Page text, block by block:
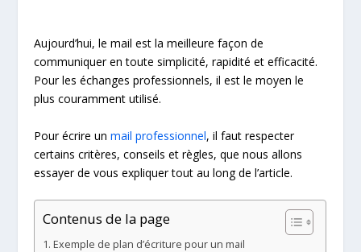
Aujourd’hui, le mail est la meilleure façon de
communiquer en toute simplicité, rapidité et efficacité.
Pour les échanges professionnels, il est le moyen le
plus couramment utilisé.
Pour écrire unmail professionnel, il faut respecter
certains critères, conseils et règles, que nous allons
essayer de vous expliquer tout au long de l’article.
Contenus de la page
Exemple de plan d’écriture pour un mail